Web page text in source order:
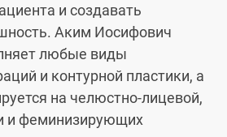
и создавать
Аким Иосифович
любые виды
и контурной пластики, а
на челюстно-лицевой,
и феминизирующих